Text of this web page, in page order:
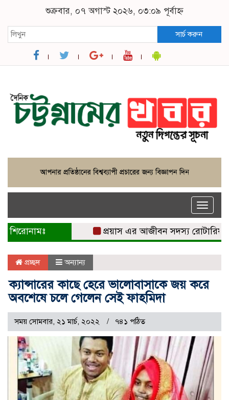
শুক্রবার, ০৭ অগাস্ট ২০২৬, ০৩:০৯ পূর্বাহ্ন
সার্চ করুন
Toggle
শিরোনামঃ প্রয়াস এর আজীবন সদস্য রোটারিয়ান
প্রচ্ছদ অন্যান্য
ক্যান্সারের কাছে হেরে ভালোবাসাকে জয় করে
অবশেষে চলে গেলেন সেই ফাহমিদা
সময় সোমবার, ২১ মার্চ, ২০২২ ৭৪১ পঠিত